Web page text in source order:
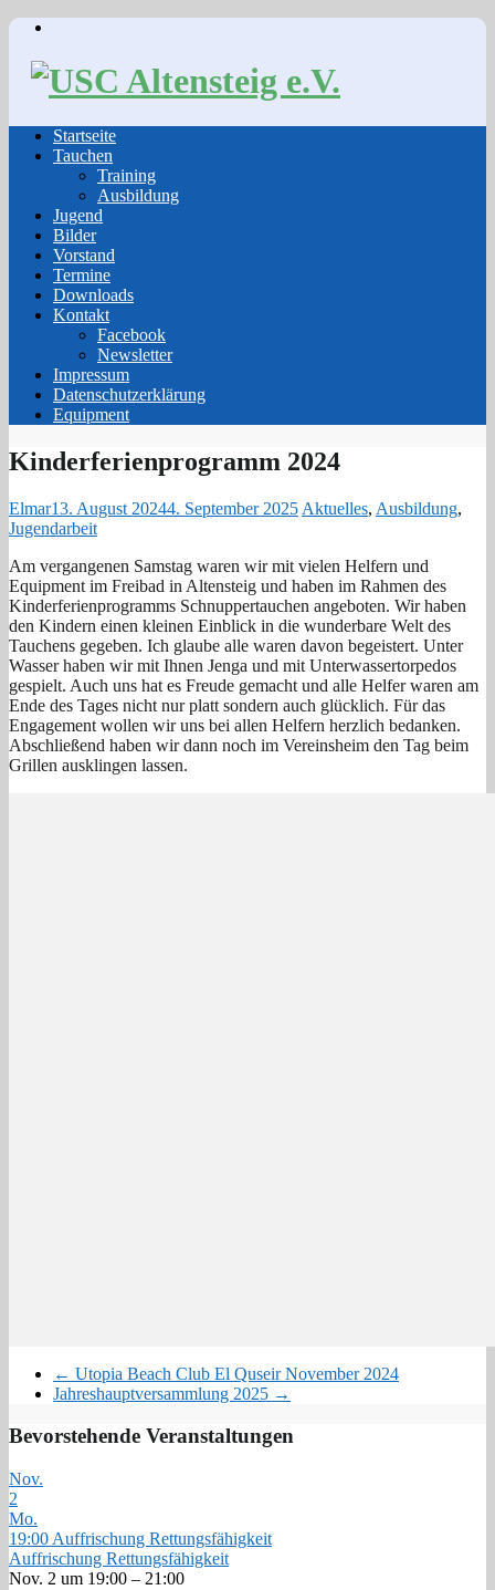
Skip
content
Startseite
Tauchen
Training
Ausbildung
Jugend
Bilder
Vorstand
Termine
Downloads
Kontakt
Facebook
Newsletter
Impressum
Datenschutzerklärung
Equipment
Kinderferienprogramm 2024
Elmar13. August 20244. September 2025 Aktuelles, Ausbildung,
Jugendarbeit
Am vergangenen Samstag waren wir mit vielen Helfern und
Equipment im Freibad in Altensteig und haben im Rahmen des
Kinderferienprogramms Schnuppertauchen angeboten. Wir haben
den Kindern einen kleinen Einblick in die wunderbare Welt des
Tauchens gegeben. Ich glaube alle waren davon begeistert. Unter
Wasser haben wir mit Ihnen Jenga und mit Unterwassertorpedos
gespielt. Auch uns hat es Freude gemacht und alle Helfer waren am
Ende des Tages nicht nur platt sondern auch glücklich. Für das
Engagement wollen wir uns bei allen Helfern herzlich bedanken.
Abschließend haben wir dann noch im Vereinsheim den Tag beim
Grillen ausklingen lassen.
← Utopia Beach Club El Quseir November 2024
Jahreshauptversammlung 2025 →
Bevorstehende Veranstaltungen
Nov.
2
Mo.
19:00 Auffrischung Rettungsfähigkeit
Auffrischung Rettungsfähigkeit
Nov. 2 um 19:00 – 21:00